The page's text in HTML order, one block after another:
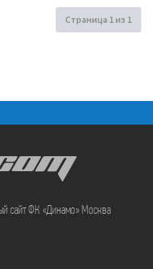
Страница 1из 1
сайт ФК «Динамо» Москва